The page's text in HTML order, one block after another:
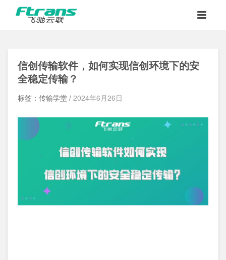
信创传输软件，如何实现信创环境下的安
全稳定传输？
标签：传输学堂 / 2024年6月26日